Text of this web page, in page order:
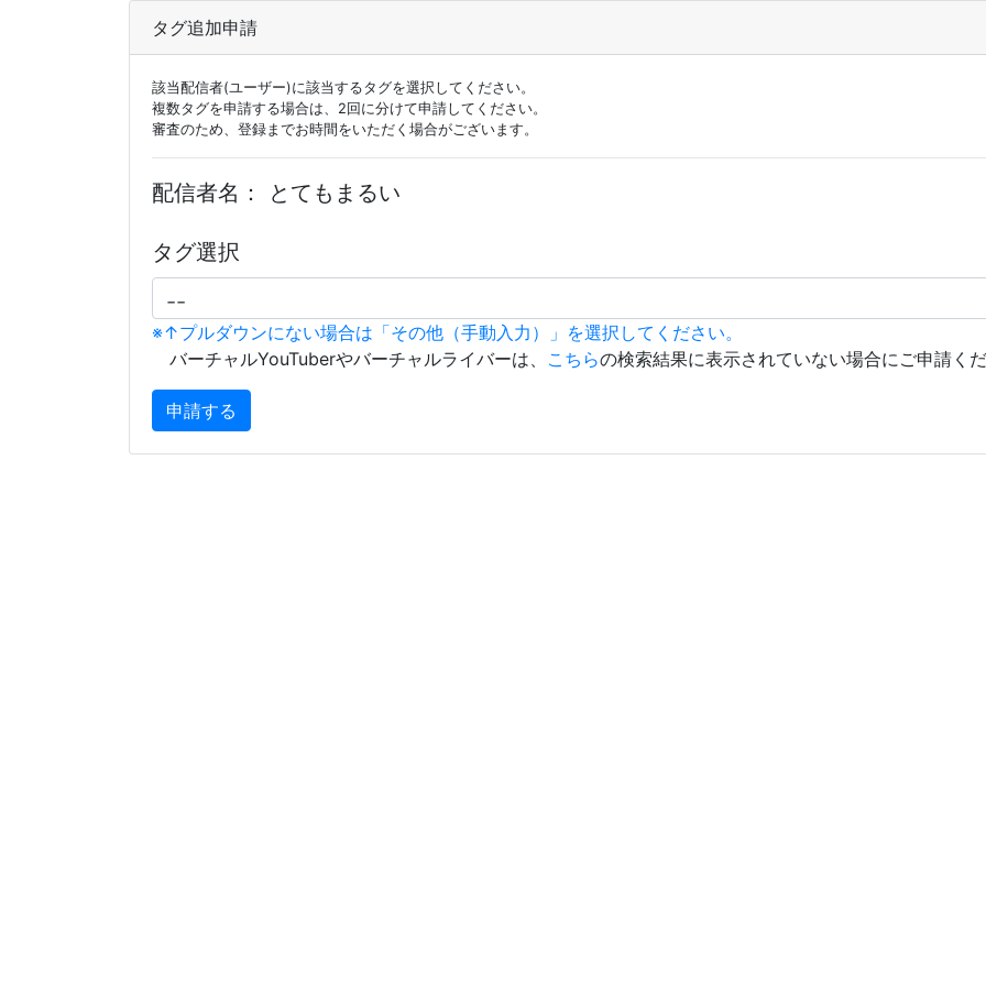
タグ追加申請
該当配信者(ユーザー)に該当するタグを選択してください。
複数タグを申請する場合は、2回に分けて申請してください。
審査のため、登録までお時間をいただく場合がございます。
配信者名： とてもまるい
タグ選択
※↑プルダウンにない場合は「その他（手動入力）」を選択してください。
バーチャルYouTuberやバーチャルライバーは、 こちらの検索結果に表示されていない場合にご申請く
申請する